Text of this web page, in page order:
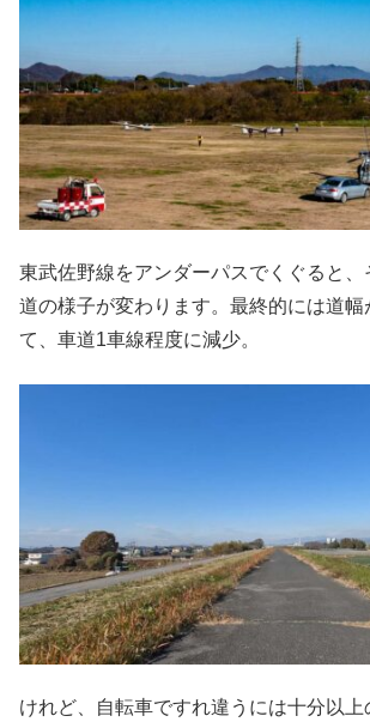
東武佐野線をアンダーパスでくぐると、
道の様子が変わります。最終的には道幅
て、車道1車線程度に減少。
けれど、自転車ですれ違うには十分以上